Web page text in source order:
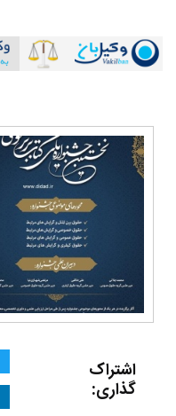
اشتراک
گذاری: